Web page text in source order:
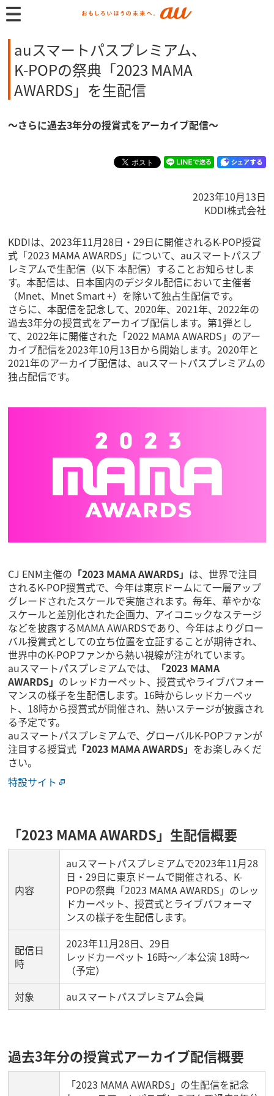
auスマートパスプレミアム、
K-POPの祭典「2023 MAMA
AWARDS」を生配信
～さらに過去3年分の授賞式をアーカイブ配信～
2023年10月13日
KDDI株式会社
KDDIは、2023年11月28日・29日に開催されるK-POP授賞
式「2023 MAMA AWARDS」について、auスマートパスプ
レミアムで生配信（以下 本配信）することお知らせしま
す。本配信は、日本国内のデジタル配信において主催者
（Mnet、Mnet Smart +）を除いて独占生配信です。
さらに、本配信を記念して、2020年、2021年、2022年の
過去3年分の授賞式をアーカイブ配信します。第1弾とし
て、2022年に開催された「2022 MAMA AWARDS」のアー
カイブ配信を2023年10月13日から開始します。2020年と
2021年のアーカイブ配信は、auスマートパスプレミアムの
独占配信です。
CJ ENM主催の 「2023 MAMA AWARDS」 は、世界で注目
されるK-POP授賞式で、今年は東京ドームにて一層アップ
グレードされたスケールで実施されます。毎年、華やかな
スケールと差別化された企画力、アイコニックなステージ
などを披露するMAMA AWARDSであり、今年はよりグロー
バル授賞式としての立ち位置を立証することが期待され、
世界中のK-POPファンから熱い視線が注がれています。
auスマートパスプレミアムでは、
「2023 MAMA
AWARDS」 のレッドカーペット、授賞式やライブパフォー
マンスの様子を生配信します。16時からレッドカーペッ
ト、18時から授賞式が開催され、熱いステージが披露され
る予定です。
auスマートパスプレミアムで、グローバルK-POPファンが
注目する授賞式 「2023 MAMA AWARDS」 をお楽しみくだ
さい。
特設サイト
「2023 MAMA AWARDS」生配信概要
内容
auスマートパスプレミアムで2023年11月28
日・29日に東京ドームで開催される、K-
POPの祭典「2023 MAMA AWARDS」のレッ
ドカーペット、授賞式とライブパフォーマ
ンスの様子を生配信します。
配信日
時
2023年11月28日、29日
レッドカーペット 16時～／本公演 18時～
（予定）
対象
auスマートパスプレミアム会員
過去3年分の授賞式アーカイブ配信概要
「2023 MAMA AWARDS」の生配信を記念